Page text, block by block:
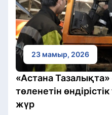
23 мамыр, 2026
«Астана
төленетін
жүр